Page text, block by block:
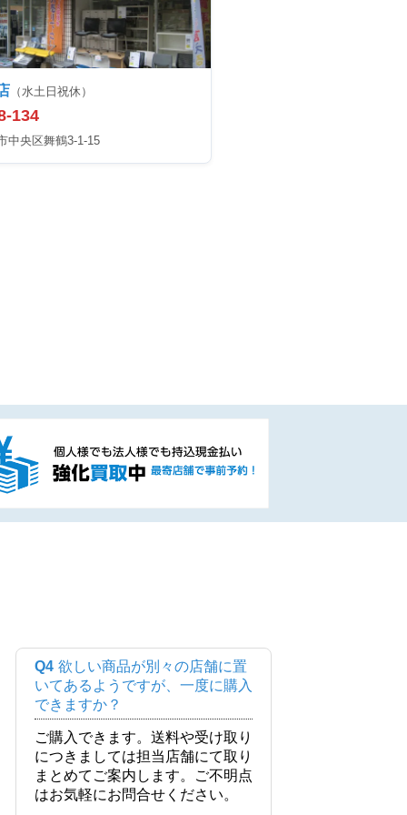
（水土日祝休）
134
中央区舞鶴3-1-15
Q4 欲しい商品が別々の店舗に置
いてあるようですが、一度に購入
できますか？
ご購入できます。送料や受け取り
につきましては担当店舗にて取り
まとめてご案内します。ご不明点
はお気軽にお問合せください。